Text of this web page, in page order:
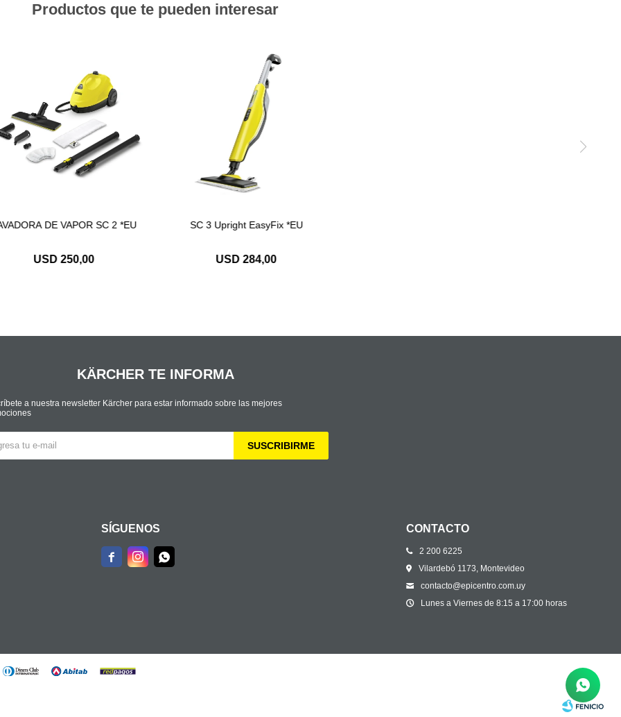
Productos que te pueden interesar
DE VAPOR SC 2 *EU
USD 250,00
SC 3 Upright EasyFix *EU
USD 284,00
CONTACTO
2 200 6225
Vilardebó 1173, Montevideo
contacto@epicentro.com.uy
Lunes a Viernes de 8:15 a 17:00 horas
SÍGUENOS
  
KÄRCHER TE INFORMA
a nuestra newsletter Kärcher para estar informado sobre las mejores
SUSCRIBIRME